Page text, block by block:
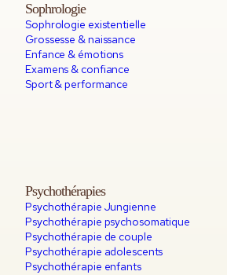
Sophrologie
Sophrologie existentielle
Grossesse & naissance
Enfance & émotions
Examens & confiance
Sport & performance
Psychothérapies
Psychothérapie Jungienne
Psychothérapie psychosomatique
Psychothérapie de couple
Psychothérapie adolescents
Psychothérapie enfants